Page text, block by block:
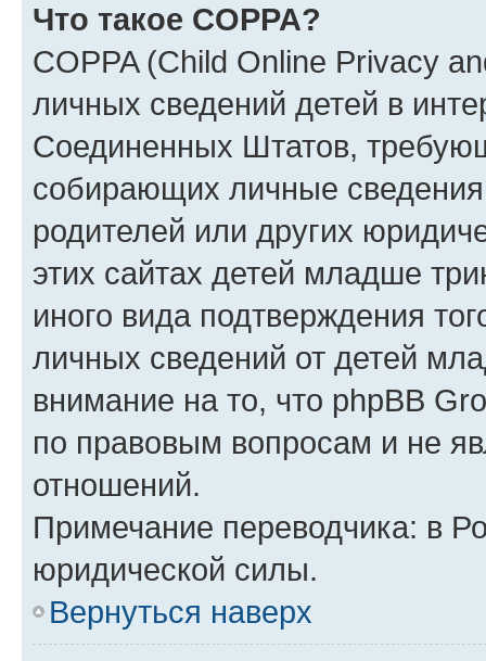
Что такое COPPA?
COPPA (Child Online Privacy
личных сведений детей в
Соединенных Штатов,
собирающих личные
родителей или других
этих сайтах детей младше
иного вида подтверждения
личных сведений от детей
внимание на то, что phpBB
по правовым вопросам и не
отношений.
Примечание переводчика: в
юридической силы.
Вернуться наверх